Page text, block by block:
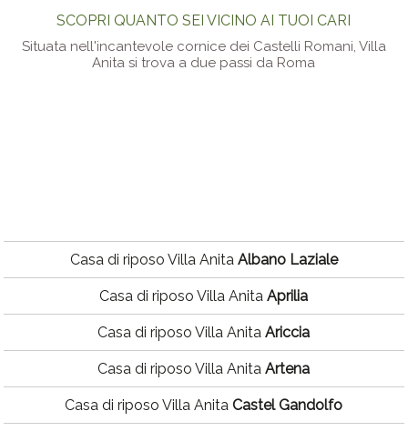
SCOPRI QUANTO SEI VICINO AI TUOI CARI
Situata nell'incantevole cornice dei Castelli Romani, Villa
Anita si trova a due passi da Roma
Casa di riposo Villa Anita Albano Laziale
Casa di riposo Villa AnitaAprilia
Casa di riposo Villa AnitaAriccia
Casa di riposo Villa AnitaArtena
Casa di riposo Villa AnitaCastel Gandolfo